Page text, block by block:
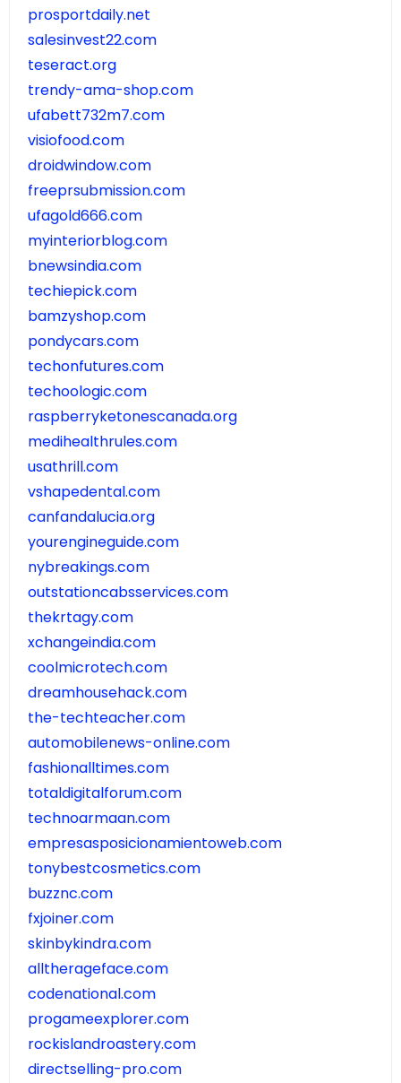
prosportdaily.net
salesinvest22.com
teseract.org
trendy-ama-shop.com
ufabett732m7.com
visiofood.com
droidwindow.com
freeprsubmission.com
ufagold666.com
myinteriorblog.com
bnewsindia.com
techiepick.com
bamzyshop.com
pondycars.com
techonfutures.com
techoologic.com
raspberryketonescanada.org
medihealthrules.com
usathrill.com
vshapedental.com
canfandalucia.org
yourengineguide.com
nybreakings.com
outstationcabsservices.com
thekrtagy.com
xchangeindia.com
coolmicrotech.com
dreamhousehack.com
the-techteacher.com
automobilenews-online.com
fashionalltimes.com
totaldigitalforum.com
technoarmaan.com
empresasposicionamientoweb.com
tonybestcosmetics.com
buzznc.com
fxjoiner.com
skinbykindra.com
alltherageface.com
codenational.com
progameexplorer.com
rockislandroastery.com
directselling-pro.com